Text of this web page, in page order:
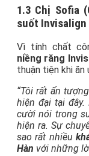
1.3 Chị Sofia
suốt Invisalign
Vì tính chất
niềng răng
thuận tiện khi ăn
“Tôi rất ấn
hiện đại tại
cười nói trong
hiện ra. Sự
sao rất nhiều
Hàn với những